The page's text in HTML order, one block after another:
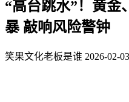
“高台跳水”！黄金
暴 敲响风险警钟
笑果文化老板是谁 2026-02-